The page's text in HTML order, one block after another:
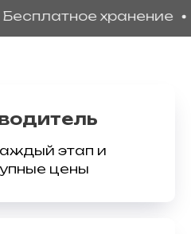
хранение
этап и
цены